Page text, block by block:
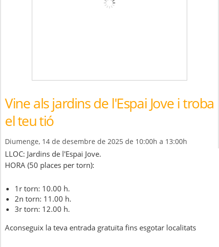
Vine als jardins de l'Espai Jove i troba
el teu tió
Diumenge, 14 de desembre de 2025 de 10:00h a 13:00h
LLOC: Jardins de l'Espai Jove.
HORA (50 places per torn):
1r torn: 10.00 h.
2n torn: 11.00 h.
3r torn: 12.00 h.
Aconseguix la teva entrada gratuïta fins esgotar localitats